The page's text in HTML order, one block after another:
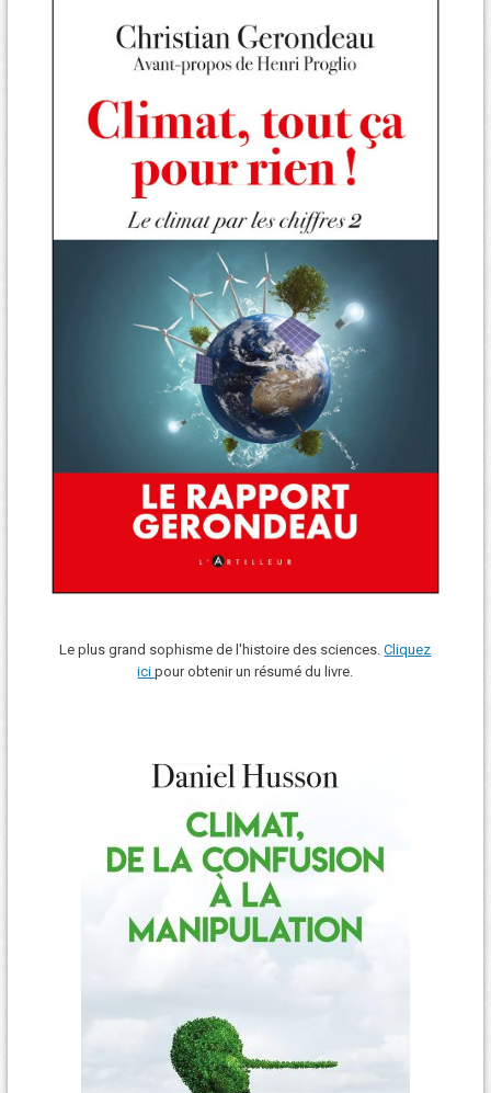
Le plus grand sophisme de l'histoire des sciences.Cliquez
icipour obtenir un résumé du livre.